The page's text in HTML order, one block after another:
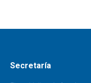
Secretaría